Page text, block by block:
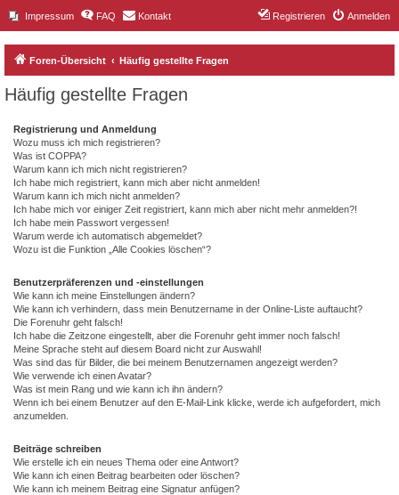
Impressum FAQ Kontakt Anmelden
Registrieren
Foren-Übersicht Häufig gestellte Fragen
Häufig gestellte Fragen
Registrierung und Anmeldung
Wozu muss ich mich registrieren?
Was ist COPPA?
Warum kann ich mich nicht registrieren?
Ich habe mich registriert, kann mich aber nicht anmelden!
Warum kann ich mich nicht anmelden?
Ich habe mich vor einiger Zeit registriert, kann mich aber nicht mehr anmelden?!
Ich habe mein Passwort vergessen!
Warum werde ich automatisch abgemeldet?
Wozu ist die Funktion „Alle Cookies löschen“?
Benutzerpräferenzen und -einstellungen
Wie kann ich meine Einstellungen ändern?
Wie kann ich verhindern, dass mein Benutzername in der Online-Liste auftaucht?
Die Forenuhr geht falsch!
Ich habe die Zeitzone eingestellt, aber die Forenuhr geht immer noch falsch!
Meine Sprache steht auf diesem Board nicht zur Auswahl!
Was sind das für Bilder, die bei meinem Benutzernamen angezeigt werden?
Wie verwende ich einen Avatar?
Was ist mein Rang und wie kann ich ihn ändern?
Wenn ich bei einem Benutzer auf den E-Mail-Link klicke, werde ich aufgefordert, mich
anzumelden.
Beiträge schreiben
Wie erstelle ich ein neues Thema oder eine Antwort?
Wie kann ich einen Beitrag bearbeiten oder löschen?
Wie kann ich meinem Beitrag eine Signatur anfügen?